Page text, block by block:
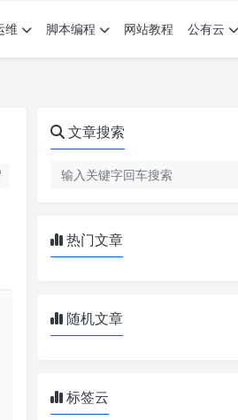
维 脚本编程 网站教程 公有云
文章搜索
热门文章
随机文章
标签云